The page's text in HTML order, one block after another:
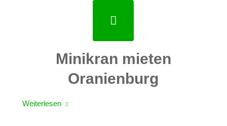
Minikran mieten
Oranienburg
Weiterlesen